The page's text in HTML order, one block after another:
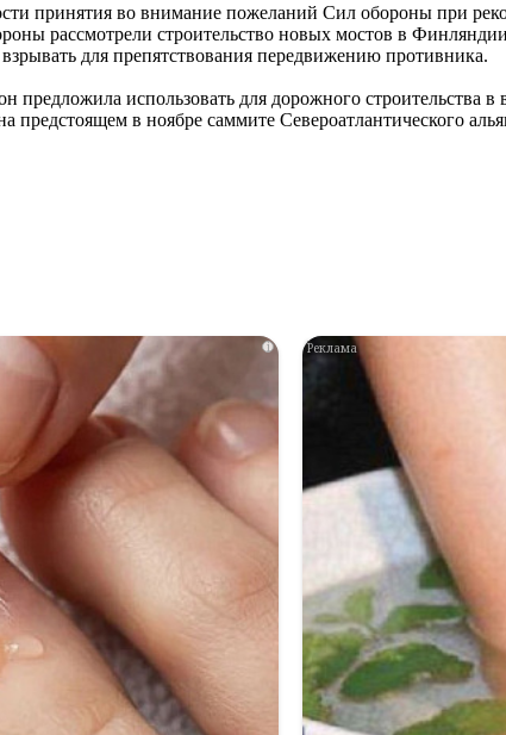
принятия во внимание пожеланий Сил обороны при
рассмотрели строительство новых мостов в
для препятствования передвижению противника.
использовать для дорожного строительства в
в ноябре саммите Североатлантического
i